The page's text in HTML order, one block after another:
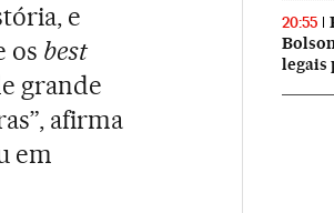
e
os best
grande
afirma
em
20:55
legais